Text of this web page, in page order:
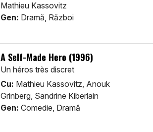
Mathieu Kassovitz
Gen: Dramă, Război
A Self-Made Hero (1996)
Un héros très discret
Cu: Mathieu Kassovitz, Anouk
Grinberg, Sandrine Kiberlain
Gen: Comedie, Dramă